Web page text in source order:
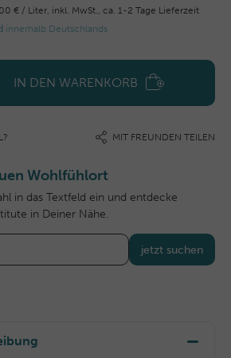
€ / Liter, inkl. MwSt., ca. 1-2 Tage Lieferzeit
innerhalb Deutschlands
IN DEN WARENKORB
MIT FREUNDEN TEILEN
Wohlfühlort
in das Textfeld ein und entdecke
in Deiner Nähe.
jetzt suchen